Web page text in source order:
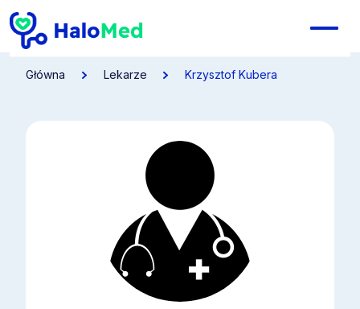
Główna Lekarze Krzysztof Kubera